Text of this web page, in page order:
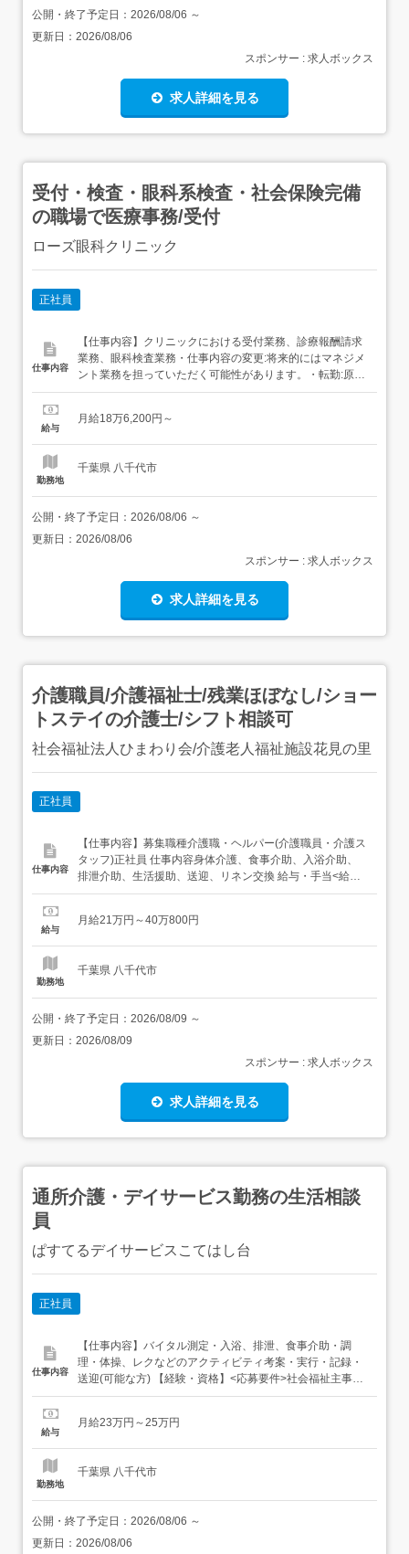
公開・終了予定日： 2026/08/06 ～
更新日： 2026/08/06
スポンサー : 求人ボックス
求人詳細を見る
受付・検査・眼科系検査・社会保険完備
の職場で医療事務/受付
ローズ眼科クリニック
正社員
仕事内容
【仕事内容】クリニックにおける受付業務、診療報酬請求
業務、眼科検査業務・仕事内容の変更:将来的にはマネジメ
ント業務を担っていただく可能性があります。・転勤:原則
異動はありませんが、グループ内クリニックに応援勤務を
年齢制限あり 64歳(定年年齢が65歳の為)学歴不問<歓迎要
給与
月給18万6,200円～
勤務地
千葉県 八千代市
公開・終了予定日： 2026/08/06 ～
更新日： 2026/08/06
スポンサー : 求人ボックス
求人詳細を見る
介護職員/介護福祉士/残業ほぼなし/ショー
トステイの介護士/シフト相談可
社会福祉法人ひまわり会/介護老人福祉施設花見の里
正社員
仕事内容
【仕事内容】募集職種介護職・ヘルパー(介護職員・介護ス
タッフ)正社員 仕事内容身体介護、食事介助、入浴介助、
排泄介助、生活援助、送迎、リネン交換 給与・手当<給与>
月給210,000〜400,800円<手当>交通費支給:実費(上限あ
当:3,000〜40,000円調整手当:5,000〜20,000円...
給与
月給21万円～40万800円
勤務地
千葉県 八千代市
公開・終了予定日： 2026/08/09 ～
更新日： 2026/08/09
スポンサー : 求人ボックス
求人詳細を見る
通所介護・デイサービス勤務の生活相談
員
ぱすてるデイサービスこてはし台
正社員
仕事内容
【仕事内容】バイタル測定・入浴、排泄、食事介助・調
理・体操、レクなどのアクティビティ考案・実行・記録・
送迎(可能な方) 【経験・資格】<応募要件>社会福祉主事・
介護福祉士・社会福祉士・介護支援専門員のいずれか一つ
方歓迎 【給与】月給 230,000円 〜 250,000円<給与の備考
給与
月給23万円～25万円
勤務地
千葉県 八千代市
公開・終了予定日： 2026/08/06 ～
更新日： 2026/08/06